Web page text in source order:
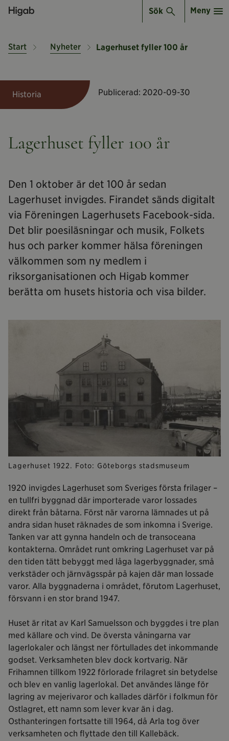
Sök Meny
Start Nyheter Lagerhuset fyller 100 år
Historia Publicerad: 2020-09-30
Lagerhuset fyller 100 år
Den 1 oktober är det 100 år sedan
Lagerhuset invigdes. Firandet sänds digitalt
via Föreningen Lagerhusets Facebook-sida.
Det blir poesiläsningar och musik, Folkets
hus och parker kommer hälsa föreningen
välkommen som ny medlem i
riksorganisationen och Higab kommer
berätta om husets historia och visa bilder.
Lagerhuset 1922. Foto: Göteborgs stadsmuseum
1920 invigdes Lagerhuset som Sveriges första frilager –
en tullfri byggnad där importerade varor lossades
direkt från båtarna. Först när varorna lämnades ut på
andra sidan huset räknades de som inkomna i Sverige.
Tanken var att gynna handeln och de transoceana
kontakterna. Området runt omkring Lagerhuset var på
den tiden tätt bebyggt med låga lagerbyggnader, små
verkstäder och järnvägsspår på kajen där man lossade
varor. Alla byggnaderna i området, förutom Lagerhuset,
försvann i en stor brand 1947.
Huset är ritat av Karl Samuelsson och byggdes i tre plan
med källare och vind. De översta våningarna var
lagerlokaler och längst ner förtullades det inkommande
godset. Verksamheten blev dock kortvarig. När
Frihamnen tillkom 1922 förlorade frilagret sin betydelse
och blev en vanlig lagerlokal. Det användes länge för
lagring av mejerivaror och kallades därför i folkmun för
Ostlagret, ett namn som lever kvar än i dag.
Osthanteringen fortsatte till 1964, då Arla tog över
verksamheten och flyttade den till Kallebäck.